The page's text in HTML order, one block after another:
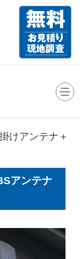
けアンテナ＋
アンテナ